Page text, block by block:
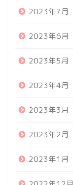
2023年7月
2023年6月
2023年5月
2023年4月
2023年3月
2023年2月
2023年1月